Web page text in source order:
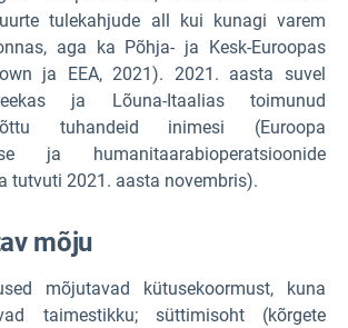
tulekahjude all kui kunagi varem
aga ka Põhja- ja Kesk-Euroopas
ja EEA, 2021). 2021. aasta suvel
ja Lõuna-Itaalias toimunud
tuhandeid inimesi (Euroopa
ja humanitaarabioperatsioonide
tutvuti 2021. aasta novembris).
mõju
mõjutavad kütusekoormust, kuna
taimestikku; süttimisoht (kõrgete